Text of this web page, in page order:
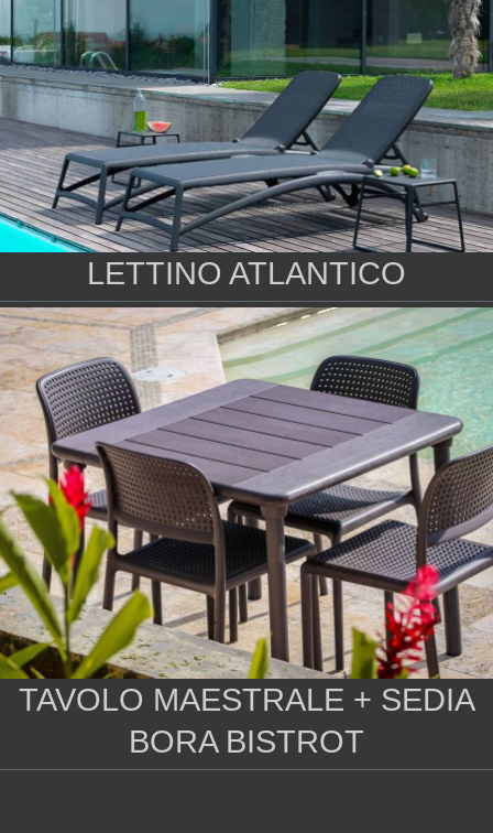
LETTINO ATLANTICO
TAVOLO MAESTRALE + SEDIA
BORA BISTROT